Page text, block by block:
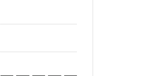
优惠
寻找优惠寻找优惠寻找优惠
disclaimer. 寻找优惠
offers-disclaimer. 寻找优惠
view-offers-disclaimer. 寻找优惠
cmp-view-offers-disclaimer. 寻找优惠
cmp-view-offers-disclaimer. 寻找